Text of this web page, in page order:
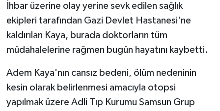
İhbar üzerine olay yerine sevk edilen sağlık
ekipleri tarafından Gazi Devlet Hastanesi'ne
kaldırılan Kaya, burada doktorların tüm
müdahalelerine rağmen bugün hayatını kaybetti.
Adem Kaya'nın cansız bedeni, ölüm nedeninin
kesin olarak belirlenmesi amacıyla otopsi
yapılmak üzere Adli Tıp Kurumu Samsun Grup